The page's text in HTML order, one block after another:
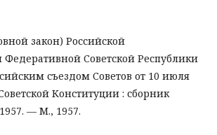
закон) Российской
Федеративной Советской Республики
съездом Советов от 10 июля
Конституции : сборник
— М., 1957.